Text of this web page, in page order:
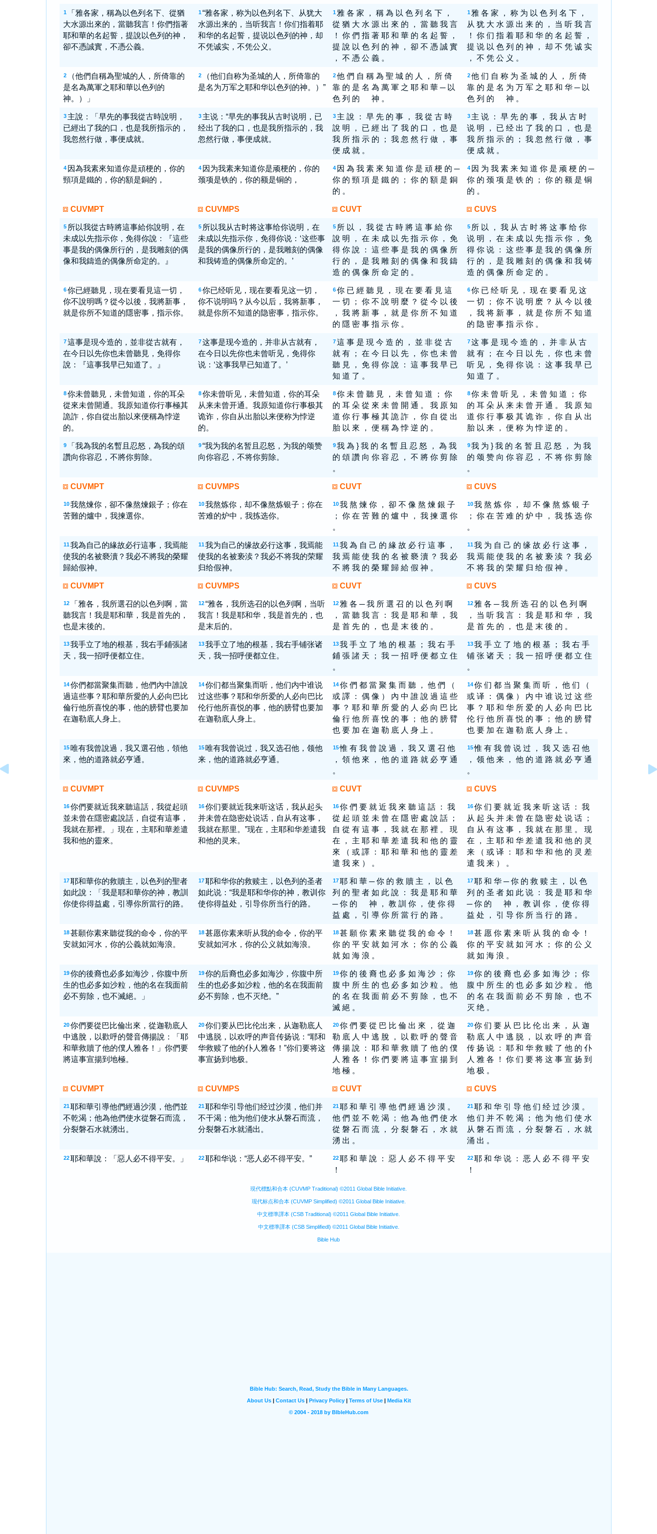
1
「雅各家，稱為以色列名下、從猶
大水源出來的，當聽我言！你們指著
耶和華的名起誓，提說以色列的神，
卻不憑誠實，不憑公義。
1 “雅各家，称为以色列名下、从犹大
水源出来的，当听我言！你们指着耶
和华的名起誓，提说以色列的神，却
不凭诚实，不凭公义。
1 雅 各 家 ， 稱 為 以 色 列 名 下 ，
從 猶 大 水 源 出 來 的 ， 當 聽 我 言
！ 你 們 指 著 耶 和 華 的 名 起 誓 ，
提 說 以 色 列 的 神 ， 卻 不 憑 誠 實
， 不 憑 公 義 。
1 雅 各 家 ， 称 为 以 色 列 名 下 ，
从 犹 大 水 源 出 来 的 ， 当 听 我 言
！ 你 们 指 着 耶 和 华 的 名 起 誓 ，
提 说 以 色 列 的 神 ， 却 不 凭 诚 实
， 不 凭 公 义 。
2
（他們自稱為聖城的人，所倚靠的
是名為萬軍之耶和華以色列的
神。）」
2
（他们自称为圣城的人，所倚靠的
是名为万军之耶和华以色列的神。）”
2 他 們 自 稱 為 聖 城 的 人 ， 所 倚
靠 的 是 名 為 萬 軍 之 耶 和 華 ─ 以
色 列 的 神 。
2 他 们 自 称 为 圣 城 的 人 ， 所 倚
靠 的 是 名 为 万 军 之 耶 和 华 ─ 以
色 列 的 神 。
3 主說：「早先的事我從古時說明，
已經出了我的口，也是我所指示的，
我忽然行做，事便成就。
3 主说：“早先的事我从古时说明，已
经出了我的口，也是我所指示的，我
忽然行做，事便成就。
3 主 說 ： 早 先 的 事 ， 我 從 古 時
說 明 ， 已 經 出 了 我 的 口 ， 也 是
我 所 指 示 的 ； 我 忽 然 行 做 ， 事
便 成 就 。
3 主 说 ： 早 先 的 事 ， 我 从 古 时
说 明 ， 已 经 出 了 我 的 口 ， 也 是
我 所 指 示 的 ； 我 忽 然 行 做 ， 事
便 成 就 。
4 因為我素來知道你是頑梗的，你的
頸項是鐵的，你的額是銅的，
4 因为我素来知道你是顽梗的，你的
颈项是铁的，你的额是铜的，
4 因 為 我 素 來 知 道 你 是 頑 梗 的 ─
你 的 頸 項 是 鐵 的 ； 你 的 額 是 銅
的 。
4 因 为 我 素 来 知 道 你 是 顽 梗 的 ─
你 的 颈 项 是 铁 的 ； 你 的 额 是 铜
的 。
CUVMPT CUVMPS CUVT CUVS
5 所以我從古時將這事給你說明，在
未成以先指示你，免得你說：『這些
事是我的偶像所行的，是我雕刻的偶
像和我鑄造的偶像所命定的。』
5 所以我从古时将这事给你说明，在
未成以先指示你，免得你说：‘这些事
是我的偶像所行的，是我雕刻的偶像
和我铸造的偶像所命定的。’
5 所 以 ， 我 從 古 時 將 這 事 給 你
說 明 ， 在 未 成 以 先 指 示 你 ， 免
得 你 說 ： 這 些 事 是 我 的 偶 像 所
行 的 ， 是 我 雕 刻 的 偶 像 和 我 鑄
造 的 偶 像 所 命 定 的 。
5 所 以 ， 我 从 古 时 将 这 事 给 你
说 明 ， 在 未 成 以 先 指 示 你 ， 免
得 你 说 ： 这 些 事 是 我 的 偶 像 所
行 的 ， 是 我 雕 刻 的 偶 像 和 我 铸
造 的 偶 像 所 命 定 的 。
6 你已經聽見，現在要看見這一切，
你不說明嗎？從今以後，我將新事，
就是你所不知道的隱密事，指示你。
6 你已经听见，现在要看见这一切，
你不说明吗？从今以后，我将新事，
就是你所不知道的隐密事，指示你。
6 你 已 經 聽 見 ， 現 在 要 看 見 這
一 切 ； 你 不 說 明 麼 ？ 從 今 以 後
， 我 將 新 事 ， 就 是 你 所 不 知 道
的 隱 密 事 指 示 你 。
6 你 已 经 听 见 ， 现 在 要 看 见 这
一 切 ； 你 不 说 明 麽 ？ 从 今 以 後
， 我 将 新 事 ， 就 是 你 所 不 知 道
的 隐 密 事 指 示 你 。
7 這事是現今造的，並非從古就有，
在今日以先你也未曾聽見，免得你
說：『這事我早已知道了。』
7 这事是现今造的，并非从古就有，
在今日以先你也未曾听见，免得你
说：‘这事我早已知道了。’
7 這 事 是 現 今 造 的 ， 並 非 從 古
就 有 ； 在 今 日 以 先 ， 你 也 未 曾
聽 見 ， 免 得 你 說 ： 這 事 我 早 已
知 道 了 。
7 这 事 是 现 今 造 的 ， 并 非 从 古
就 有 ； 在 今 日 以 先 ， 你 也 未 曾
听 见 ， 免 得 你 说 ： 这 事 我 早 已
知 道 了 。
8 你未曾聽見，未曾知道，你的耳朵
從來未曾開通。我原知道你行事極其
詭詐，你自從出胎以來便稱為悖逆
的。
8 你未曾听见，未曾知道，你的耳朵
从来未曾开通。我原知道你行事极其
诡诈，你自从出胎以来便称为悖逆
的。
8 你 未 曾 聽 見 ， 未 曾 知 道 ； 你
的 耳 朵 從 來 未 曾 開 通 。 我 原 知
道 你 行 事 極 其 詭 詐 ， 你 自 從 出
胎 以 來 ， 便 稱 為 悖 逆 的 。
8 你 未 曾 听 见 ， 未 曾 知 道 ； 你
的 耳 朵 从 来 未 曾 开 通 。 我 原 知
道 你 行 事 极 其 诡 诈 ， 你 自 从 出
胎 以 来 ， 便 称 为 悖 逆 的 。
9
「我為我的名暫且忍怒，為我的頌
讚向你容忍，不將你剪除。
9 “我为我的名暂且忍怒，为我的颂赞
向你容忍，不将你剪除。
9 我 為 } 我 的 名 暫 且 忍 怒 ， 為 我
的 頌 讚 向 你 容 忍 ， 不 將 你 剪 除
。
9 我 为 } 我 的 名 暂 且 忍 怒 ， 为 我
的 颂 赞 向 你 容 忍 ， 不 将 你 剪 除
。
CUVMPT CUVMPS CUVT CUVS
10 我熬煉你，卻不像熬煉銀子；你在
苦難的爐中，我揀選你。
10 我熬炼你，却不像熬炼银子；你在
苦难的炉中，我拣选你。
10 我 熬 煉 你 ， 卻 不 像 熬 煉 銀 子
； 你 在 苦 難 的 爐 中 ， 我 揀 選 你
。
10 我 熬 炼 你 ， 却 不 像 熬 炼 银 子
； 你 在 苦 难 的 炉 中 ， 我 拣 选 你
。
11 我為自己的緣故必行這事，我焉能
使我的名被褻瀆？我必不將我的榮耀
歸給假神。
11 我为自己的缘故必行这事，我焉能
使我的名被亵渎？我必不将我的荣耀
归给假神。
11 我 為 自 己 的 緣 故 必 行 這 事 ，
我 焉 能 使 我 的 名 被 褻 瀆 ？ 我 必
不 將 我 的 榮 耀 歸 給 假 神 。
11 我 为 自 己 的 缘 故 必 行 这 事 ，
我 焉 能 使 我 的 名 被 亵 渎 ？ 我 必
不 将 我 的 荣 耀 归 给 假 神 。
CUVMPT CUVMPS CUVT CUVS
12
「雅各，我所選召的以色列啊，當
聽我言！我是耶和華，我是首先的，
也是末後的。
12 “雅各，我所选召的以色列啊，当听
我言！我是耶和华，我是首先的，也
是末后的。
12 雅 各 ─ 我 所 選 召 的 以 色 列 啊
， 當 聽 我 言 ： 我 是 耶 和 華 ， 我
是 首 先 的 ， 也 是 末 後 的 。
12 雅 各 ─ 我 所 选 召 的 以 色 列 啊
， 当 听 我 言 ： 我 是 耶 和 华 ， 我
是 首 先 的 ， 也 是 末 後 的 。
13 我手立了地的根基，我右手鋪張諸
天，我一招呼便都立住。
13 我手立了地的根基，我右手铺张诸
天，我一招呼便都立住。
13 我 手 立 了 地 的 根 基 ； 我 右 手
鋪 張 諸 天 ； 我 一 招 呼 便 都 立 住
。
13 我 手 立 了 地 的 根 基 ； 我 右 手
铺 张 诸 天 ； 我 一 招 呼 便 都 立 住
。
14 你們都當聚集而聽，他們內中誰說
過這些事？耶和華所愛的人必向巴比
倫行他所喜悅的事，他的膀臂也要加
在迦勒底人身上。
14 你们都当聚集而听，他们内中谁说
过这些事？耶和华所爱的人必向巴比
伦行他所喜悦的事，他的膀臂也要加
在迦勒底人身上。
14 你 們 都 當 聚 集 而 聽 ， 他 們 （
或 譯 ： 偶 像 ） 內 中 誰 說 過 這 些
事 ？ 耶 和 華 所 愛 的 人 必 向 巴 比
倫 行 他 所 喜 悅 的 事 ； 他 的 膀 臂
也 要 加 在 迦 勒 底 人 身 上 。
14 你 们 都 当 聚 集 而 听 ， 他 们 （
或 译 ： 偶 像 ） 内 中 谁 说 过 这 些
事 ？ 耶 和 华 所 爱 的 人 必 向 巴 比
伦 行 他 所 喜 悦 的 事 ； 他 的 膀 臂
也 要 加 在 迦 勒 底 人 身 上 。
15 唯有我曾說過，我又選召他，領他
來，他的道路就必亨通。
15 唯有我曾说过，我又选召他，领他
来，他的道路就必亨通。
15惟 有 我 曾 說 過 ， 我 又 選 召 他
， 領 他 來 ， 他 的 道 路 就 必 亨 通
。
15惟 有 我 曾 说 过 ， 我 又 选 召 他
， 领 他 来 ， 他 的 道 路 就 必 亨 通
。
CUVMPT CUVMPS CUVT CUVS
16 你們要就近我來聽這話，我從起頭
並未曾在隱密處說話，自從有這事，
我就在那裡。」現在，主耶和華差遣
我和他的靈來。
16 你们要就近我来听这话，我从起头
并未曾在隐密处说话，自从有这事，
我就在那里。”现在，主耶和华差遣我
和他的灵来。
16 你 們 要 就 近 我 來 聽 這 話 ： 我
從 起 頭 並 未 曾 在 隱 密 處 說 話 ；
自 從 有 這 事 ， 我 就 在 那 裡 。 現
在 ， 主 耶 和 華 差 遣 我 和 他 的 靈
來 （ 或 譯 ： 耶 和 華 和 他 的 靈 差
遣 我 來 ） 。
16 你 们 要 就 近 我 来 听 这 话 ： 我
从 起 头 并 未 曾 在 隐 密 处 说 话 ；
自 从 有 这 事 ， 我 就 在 那 里 。 现
在 ， 主 耶 和 华 差 遣 我 和 他 的 灵
来 （ 或 译 ： 耶 和 华 和 他 的 灵 差
遣 我 来 ） 。
17 耶和華你的救贖主，以色列的聖者
如此說：「我是耶和華你的神，教訓
你使你得益處，引導你所當行的路。
17 耶和华你的救赎主，以色列的圣者
如此说：“我是耶和华你的神，教训你
使你得益处，引导你所当行的路。
17 耶 和 華 ─ 你 的 救 贖 主 ， 以 色
列 的 聖 者 如 此 說 ： 我 是 耶 和 華
─ 你 的 神 ， 教 訓 你 ， 使 你 得
益 處 ， 引 導 你 所 當 行 的 路 。
17 耶 和 华 ─ 你 的 救 赎 主 ， 以 色
列 的 圣 者 如 此 说 ： 我 是 耶 和 华
─ 你 的 神 ， 教 训 你 ， 使 你 得
益 处 ， 引 导 你 所 当 行 的 路 。
18 甚願你素來聽從我的命令，你的平
安就如河水，你的公義就如海浪。
18 甚愿你素来听从我的命令，你的平
安就如河水，你的公义就如海浪。
18 甚 願 你 素 來 聽 從 我 的 命 令 ！
你 的 平 安 就 如 河 水 ； 你 的 公 義
就 如 海 浪 。
18 甚 愿 你 素 来 听 从 我 的 命 令 ！
你 的 平 安 就 如 河 水 ； 你 的 公 义
就 如 海 浪 。
19 你的後裔也必多如海沙，你腹中所
生的也必多如沙粒，他的名在我面前
必不剪除，也不滅絕。」
19 你的后裔也必多如海沙，你腹中所
生的也必多如沙粒，他的名在我面前
必不剪除，也不灭绝。”
19 你 的 後 裔 也 必 多 如 海 沙 ； 你
腹 中 所 生 的 也 必 多 如 沙 粒 。 他
的 名 在 我 面 前 必 不 剪 除 ， 也 不
滅 絕 。
19 你 的 後 裔 也 必 多 如 海 沙 ； 你
腹 中 所 生 的 也 必 多 如 沙 粒 。 他
的 名 在 我 面 前 必 不 剪 除 ， 也 不
灭 绝 。
20 你們要從巴比倫出來，從迦勒底人
中逃脫，以歡呼的聲音傳揚說：「耶
和華救贖了他的僕人雅各！」你們要
將這事宣揚到地極。
20 你们要从巴比伦出来，从迦勒底人
中逃脱，以欢呼的声音传扬说：“耶和
华救赎了他的仆人雅各！”你们要将这
事宣扬到地极。
20 你 們 要 從 巴 比 倫 出 來 ， 從 迦
勒 底 人 中 逃 脫 ， 以 歡 呼 的 聲 音
傳 揚 說 ： 耶 和 華 救 贖 了 他 的 僕
人 雅 各 ！ 你 們 要 將 這 事 宣 揚 到
地 極 。
20 你 们 要 从 巴 比 伦 出 来 ， 从 迦
勒 底 人 中 逃 脱 ， 以 欢 呼 的 声 音
传 扬 说 ： 耶 和 华 救 赎 了 他 的 仆
人 雅 各 ！ 你 们 要 将 这 事 宣 扬 到
地 极 。
CUVMPT CUVMPS CUVT CUVS
21 耶和華引導他們經過沙漠，他們並
不乾渴；他為他們使水從磐石而流，
分裂磐石水就湧出。
21 耶和华引导他们经过沙漠，他们并
不干渴；他为他们使水从磐石而流，
分裂磐石水就涌出。
21 耶 和 華 引 導 他 們 經 過 沙 漠 。
他 們 並 不 乾 渴 ； 他 為 他 們 使 水
從 磐 石 而 流 ， 分 裂 磐 石 ， 水 就
湧 出 。
21 耶 和 华 引 导 他 们 经 过 沙 漠 。
他 们 并 不 乾 渴 ； 他 为 他 们 使 水
从 磐 石 而 流 ， 分 裂 磐 石 ， 水 就
涌 出 。
22 耶和華說：「惡人必不得平安。」 22 耶和华说：“恶人必不得平安。” 22 耶 和 華 說 ： 惡 人 必 不 得 平 安
！
22 耶 和 华 说 ： 恶 人 必 不 得 平 安
！
現代標點和合本 (CUVMP Traditional) ©2011 Global Bible Initiative.
现代标点和合本 (CUVMP Simplified) ©2011 Global Bible Initiative.
中文標準譯本 (CSB Traditional) ©2011 Global Bible Initiative.
中文標準譯本 (CSB Simplifiedl) ©2011 Global Bible Initiative.
Bible Hub